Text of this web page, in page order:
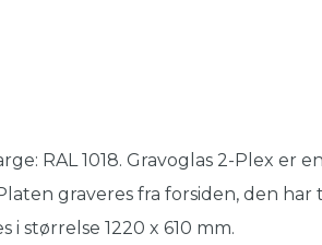
RAL 1018. Gravoglas 2-Plex er
graveres fra forsiden, den har
i størrelse 1220 x 610 mm.